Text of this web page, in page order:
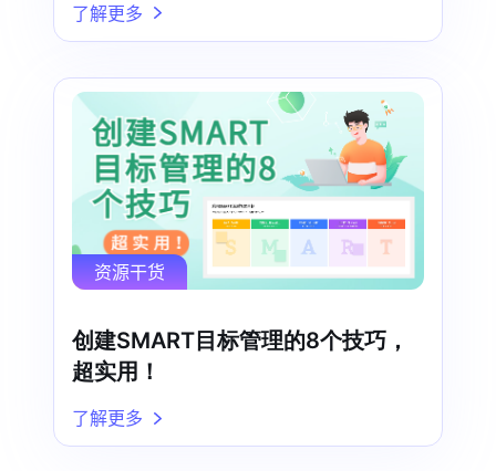
了解更多
资源干货
创建SMART目标管理的8个技巧，
超实用！
了解更多